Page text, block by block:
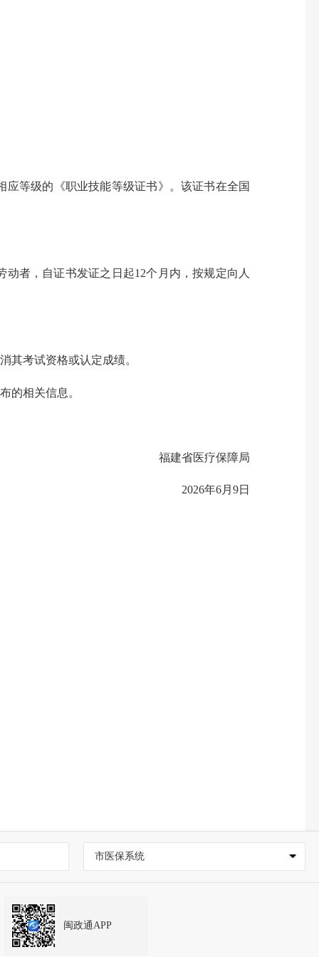
等级的《职业技能等级证书》。该证书在全国
者，自证书发证之日起12个月内，按规定向人
其考试资格或认定成绩。
的相关信息。
福建省医疗保障局
2026年6月9日
市医保系统
闽政通APP